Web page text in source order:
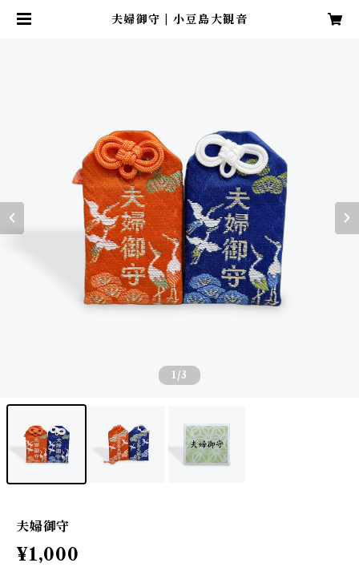
夫婦御守 | 小豆島大観音
1 /3
夫婦御守
¥1,000